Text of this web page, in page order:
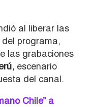
al liberar las
programa,
las grabaciones
escenario
del canal.
Chile” a